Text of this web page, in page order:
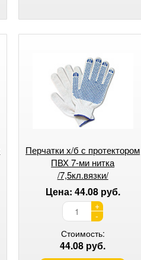
Перчатки х/б с протектором
ПВХ 7-ми нитка
/7,5кл.вязки/
Цена: 44.08 руб.
+
-
Стоимость:
44.08 руб.